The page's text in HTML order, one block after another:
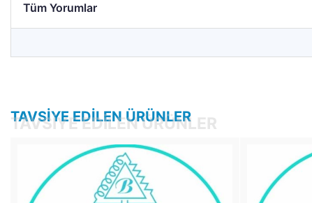
Tüm Yorumlar
TAVSIYE EDILEN ÜRÜNLER
TAVSIYE EDILEN ÜRÜNLER